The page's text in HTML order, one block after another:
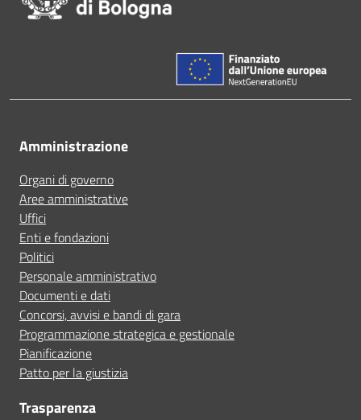
Amministrazione
Organi di governo
Aree amministrative
Uffici
Enti e fondazioni
Politici
Personale amministrativo
Documenti e dati
Concorsi, avvisi e bandi di gara
Programmazione strategica e gestionale
Pianificazione
Patto per la giustizia
Trasparenza